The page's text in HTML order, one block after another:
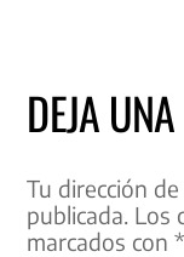
DEJA
Tu dirección
publicada. Los
marcados con*